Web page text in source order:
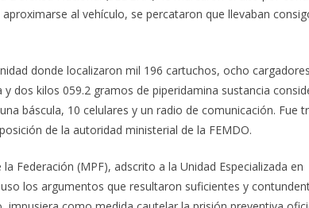
al vehículo, se percataron que llevaban
donde localizaron mil 196 cartuchos, ocho
dos kilos 059.2 gramos de piperidamina sustancia
báscula, 10 celulares y un radio de comunicación. Fue
de la autoridad ministerial de la FEMDO.
Federación (MPF), adscrito a la Unidad Especializada en
los argumentos que resultaron suficientes y